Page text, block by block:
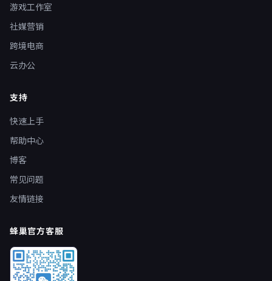
游戏工作室
社媒营销
跨境电商
云办公
支持
快速上手
帮助中心
博客
常见问题
友情链接
蜂巢官方客服